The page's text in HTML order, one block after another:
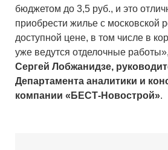
бюджетом до 3,5 руб., и это
приобрести жилье с московской
доступной цене, в том числе в
уже ведутся отделочные
Сергей Лобжанидзе,
Департамента аналитики и
компании «БЕСТ-Новострой».